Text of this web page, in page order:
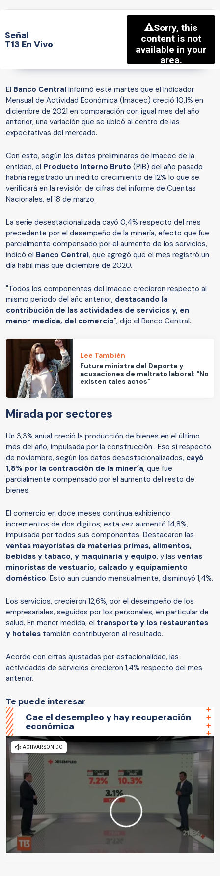
Señal
T13 En Vivo
El Banco Central informó este martes que el Indicador
Mensual de Actividad Económica (Imacec) creció 10,1% en
diciembre de 2021 en comparación con igual mes del año
anterior, una variación que se ubicó al centro de las
expectativas del mercado.
Con esto, según los datos preliminares de Imacec de la
entidad, el Producto Interno Bruto (PIB) del año pasado
habría registrado un inédito crecimiento de 12% lo que se
verificará en la revisión de cifras del informe de Cuentas
Nacionales, el 18 de marzo.
La serie desestacionalizada cayó 0,4% respecto del mes
precedente por el desempeño de la minería, efecto que fue
parcialmente compensado por el aumento de los servicios,
indicó el Banco Central, que agregó que el mes registró un
día hábil más que diciembre de 2020.
"Todos los componentes del Imacec crecieron respecto al
mismo periodo del año anterior, destacando la
contribución de las actividades de servicios y, en
menor medida, del comercio", dijo el Banco Central.
Lee También
Futura ministra del Deporte y
acusaciones de maltrato laboral: "No
existen tales actos"
Mirada por sectores
Un 3,3% anual creció la producción de bienes en el último
mes del año, impulsada por la construcción . Eso sí respecto
de noviembre, según los datos desestacionalizados, cayó
1,8% por la contracción de la minería, que fue
parcialmente compensado por el aumento del resto de
bienes.
El comercio en doce meses continua exhibiendo
incrementos de dos dígitos; esta vez aumentó 14,8%,
impulsada por todos sus componentes. Destacaron las
ventas mayoristas de materias primas, alimentos,
bebidas y tabaco, y maquinaria y equipo, y las ventas
minoristas de vestuario, calzado y equipamiento
doméstico. Esto aun cuando mensualmente, disminuyó 1,4%.
Los servicios, crecieron 12,6%, por el desempeño de los
empresariales, seguidos por los personales, en particular de
salud. En menor medida, el transporte y los restaurantes
y hoteles también contribuyeron al resultado.
Acorde con cifras ajustadas por estacionalidad, las
actividades de servicios crecieron 1,4% respecto del mes
anterior.
Te puede interesar
Cae el desempleo y hay recuperación
económica